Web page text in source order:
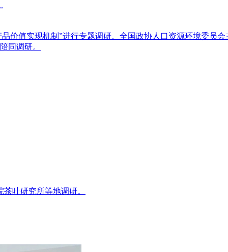
价值实现机制”进行专题调研。全国政协人口资源环境委员
同调研。
叶研究所等地调研。